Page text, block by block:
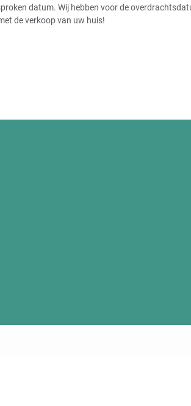
datum. Wij hebben voor de
de verkoop van uw huis!